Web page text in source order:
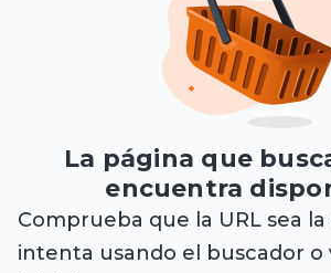
La página que
encuentra
Comprueba que la URL sea
intenta usando el buscador o